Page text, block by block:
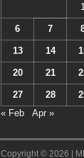
1
6 7
13 14
20 21
27 28
« Feb
Apr »
Copyright © 2026 |